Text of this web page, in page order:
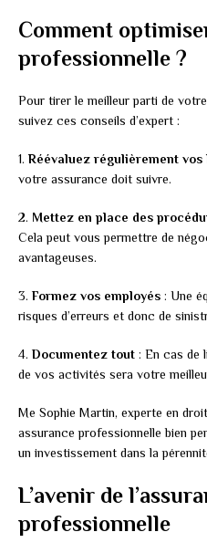
Comment
professionnelle ?
Pour tirer le meilleur parti de
suivez ces conseils d’expert :
1.Réévaluez régulièrement vos
votre assurance doit suivre.
2. Mettez en place des
Cela peut vous permettre de
avantageuses.
3. Formez vos employés : Une
risques d’erreurs et donc de
4. Documentez tout : En cas de
de vos activités sera votre
Me Sophie Martin, experte en
assurance professionnelle bien
un investissement dans la
L’avenir de
professionnelle